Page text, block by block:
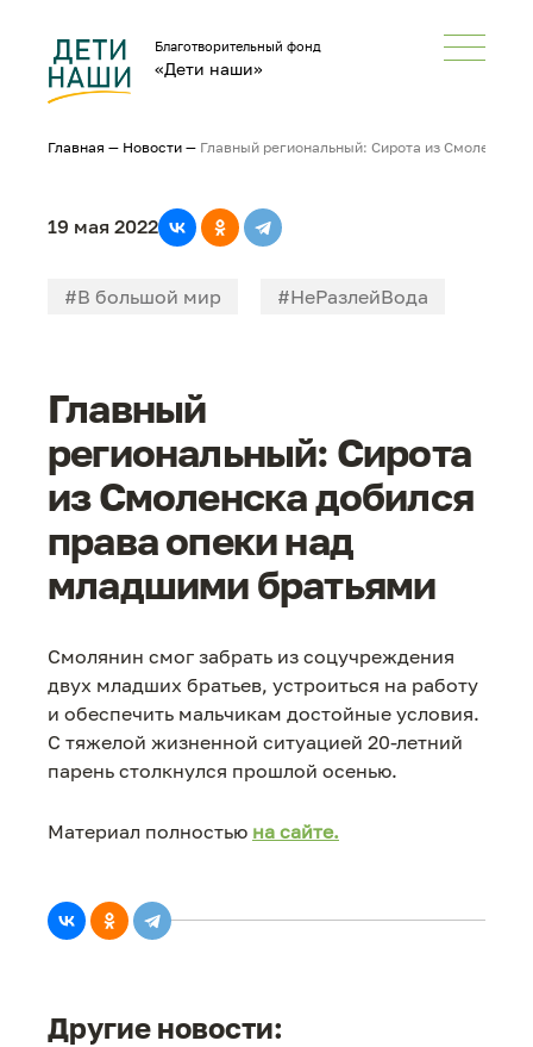
Благотворительный фонд
«Дети наши»
Главная — Новости — Главный региональный: Сирота из
19 мая 2022
#В большой мир #НеРазлейВода
Главный
региональный: Сирота
из Смоленска добился
права опеки над
младшими братьями
Смолянин смог забрать из соцучреждения
двух младших братьев, устроиться на работу
и обеспечить мальчикам достойные условия.
С тяжелой жизненной ситуацией 20-летний
парень столкнулся прошлой осенью.
Материал полностью на сайте.
Другие новости: